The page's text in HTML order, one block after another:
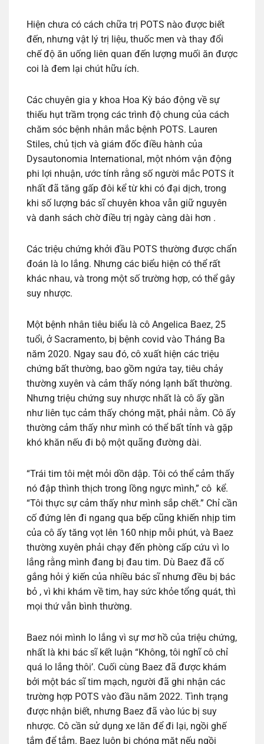
Hiện chưa có cách chữa trị POTS nào được biết
đến, nhưng vật lý trị liệu, thuốc men và thay đổi
chế độ ăn uống liên quan đến lượng muối ăn được
coi là đem lại chút hữu ích.
Các chuyên gia y khoa Hoa Kỳ báo động về sự
thiếu hụt trầm trọng các trình độ chung của cách
chăm sóc bệnh nhân mắc bệnh POTS. Lauren
Stiles, chủ tịch và giám đốc điều hành của
Dysautonomia International, một nhóm vận động
phi lợi nhuận, ước tính rằng số người mắc POTS ít
nhất đã tăng gấp đôi kể từ khi có đại dịch, trong
khi số lượng bác sĩ chuyên khoa vẫn giữ nguyên
và danh sách chờ điều trị ngày càng dài hơn .
Các triệu chứng khởi đầu POTS thường được chẩn
đoán là lo lắng. Nhưng các biểu hiện có thể rất
khác nhau, và trong một số trường hợp, có thể gây
suy nhược.
Một bệnh nhân tiêu biểu là cô Angelica Baez, 25
tuổi, ở Sacramento, bị bệnh covid vào Tháng Ba
năm 2020. Ngay sau đó, cô xuất hiện các triệu
chứng bất thường, bao gồm ngứa tay, tiêu chảy
thường xuyên và cảm thấy nóng lạnh bất thường.
Nhưng triệu chứng suy nhược nhất là cô ấy gần
như liên tục cảm thấy chóng mặt, phải nằm. Cô ấy
thường cảm thấy như mình có thể bất tỉnh và gặp
khó khăn nếu đi bộ một quãng đường dài.
“Trái tim tôi mệt mỏi dồn dập. Tôi có thể cảm thấy
nó đập thình thịch trong lồng ngực mình,” cô kể.
“Tôi thực sự cảm thấy như mình sắp chết.” Chỉ cần
cố đứng lên đi ngang qua bếp cũng khiến nhịp tim
của cô ấy tăng vọt lên 160 nhịp mỗi phút, và Baez
thường xuyên phải chạy đến phòng cấp cứu vì lo
lắng rằng mình đang bị đau tim. Dù Baez đã cố
gắng hỏi ý kiến ​​của nhiều bác sĩ nhưng đều bị bác
bỏ , vì khi khám về tim, hay sức khỏe tổng quát, thì
mọi thứ vẫn bình thường.
Baez nói mình lo lắng vì sự mơ hồ của triệu chứng,
nhất là khi bác sĩ kết luận “Không, tôi nghĩ cô chỉ
quá lo lắng thôi’. Cuối cùng Baez đã được khám
bởi một bác sĩ tim mạch, người đã ghi nhận các
trường hợp POTS vào đầu năm 2022. Tình trạng
được nhận biết, nhưng Baez đã vào lúc bị suy
nhược. Cô cần sử dụng xe lăn để đi lại, ngồi ghế
tắm để tắm. Baez luôn bị chóng mặt nếu ngồi